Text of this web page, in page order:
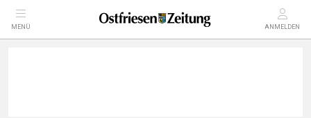
MENÜ ANMELDEN